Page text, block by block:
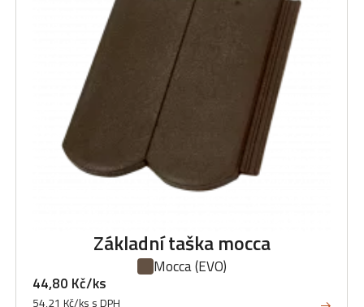
Základní taška mocca
Mocca(EVO)
44,80 Kč/ks
54,21 Kč/ks s DPH